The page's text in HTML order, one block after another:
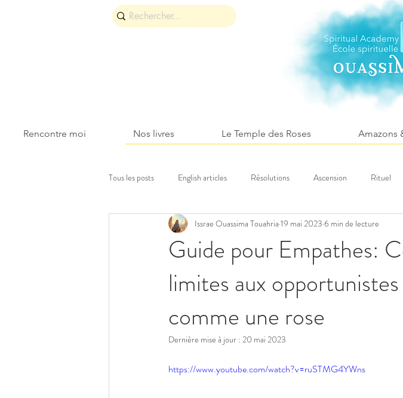
Rencontre moi Nos livres Le Temple des Roses Amazons
Tous les posts English articles Résolutions Ascension Rituel
Découvertes et voyages Roses & Fleurs Santé Tourism spirituel
Guide pour Empathes:
limites aux
comme une rose
Issrae Ouassima Touahria 19 mai 2023 6 min de lecture
Dernière mise à jour : 20 mai 2023
https://www.youtube.com/watch?v=ruSTMG4YWns